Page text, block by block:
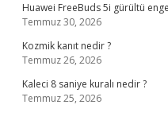
Huawei FreeBuds 5i gürültü
Temmuz 30, 2026
Kozmik kanıt nedir ?
Temmuz 26, 2026
Kaleci 8 saniye kuralı nedir ?
Temmuz 25, 2026